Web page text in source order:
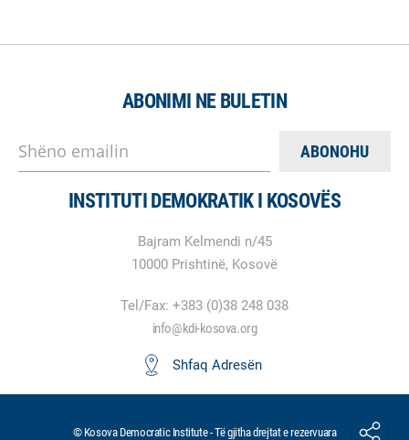
ABONIMI NE BULETIN
Shëno emailin
INSTITUTI DEMOKRATIK I KOSOVËS
Bajram Kelmendi n/45
10000 Prishtinë, Kosovë
Tel/Fax: +383 (0)38 248 038
info@kdi-kosova.org
Shfaq Adresën
© Kosova Democratic Institute - Të gjitha drejtat e rezervuara